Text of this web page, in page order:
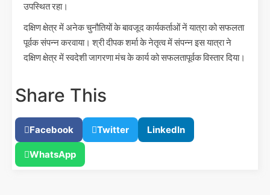
उपस्थित रहा।
दक्षिण क्षेत्र में अनेक चुनौतियों के बावजूद कार्यकर्ताओं नें यात्रा को सफलता
पूर्वक संपन्न करवाया। श्री दीपक शर्मा के नेतृत्व में संपन्न इस यात्रा ने
दक्षिण क्षेत्र में स्वदेशी जागरणा मंच के कार्य को सफलतापूर्वक विस्तार दिया।
Share This
Facebook Twitter LinkedIn
WhatsApp